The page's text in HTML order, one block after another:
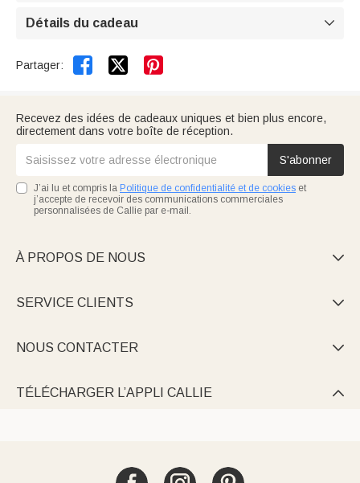
Détails du cadeau 
Partager:  
Recevez des idées de cadeaux uniques et bien plus encore,
directement dans votre boîte de réception.
S'abonner
J’ai lu et compris la Politique de confidentialité et de cookies et
j’accepte de recevoir des communications commerciales
personnalisées de Callie par e-mail.
À PROPOS DE NOUS 
SERVICE CLIENTS 
NOUS CONTACTER 
TÉLÉCHARGER L’APPLI CALLIE 